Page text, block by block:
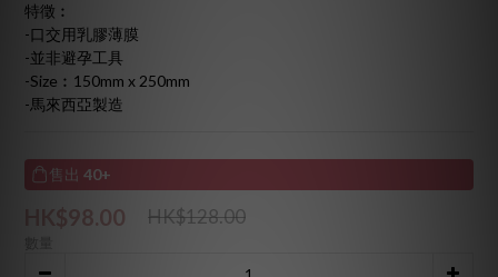
特徵︰
-口交用乳膠薄膜
-並非避孕工具
-Size︰150mm x 250mm
-馬來西亞製造
售出 40+
HK$98.00 HK$128.00